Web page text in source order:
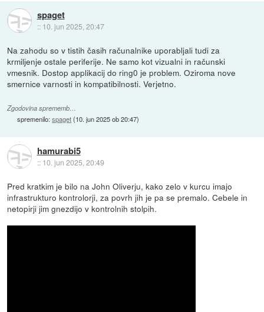
spaget
:: 10. jun 2025, 20:47
Na zahodu so v tistih časih računalnike uporabljali tudi za
krmiljenje ostale periferije. Ne samo kot vizualni in računski
vmesnik. Dostop applikacij do ring0 je problem. Oziroma nove
smernice varnosti in kompatibilnosti. Verjetno.
Zgodovina sprememb…
spremenilo:spaget(10. jun 2025 ob 20:47)
hamurabi5
:: 10. jun 2025, 20:49
Pred kratkim je bilo na John Oliverju, kako zelo v kurcu imajo
infrastrukturo kontrolorji, za povrh jih je pa se premalo. Cebele in
netopirji jim gnezdijo v kontrolnih stolpih.